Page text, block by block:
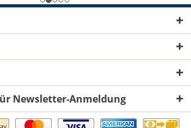
Newsletter-Anmeldung